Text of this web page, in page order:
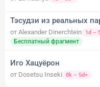
Тэсудзи из реальных
от Alexander Dinerchtein 1d –
Бесплатный фрагмент
Иго Хацуёрон
от Dosetsu Inseki 8k – 5d+